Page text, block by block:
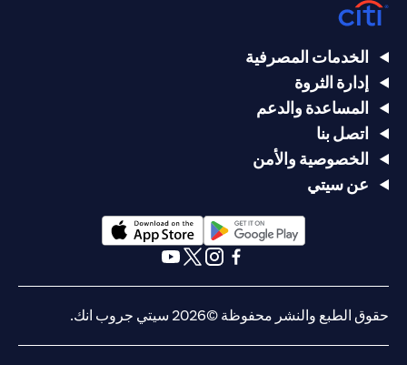
الخدمات المصرفية
إدارة الثروة
المساعدة والدعم
اتصل بنا
الخصوصية والأمن
عن سيتي
(opens in a new tab)
حقوق الطبع والنشر محفوظة ©2026 سيتي جروب انك.